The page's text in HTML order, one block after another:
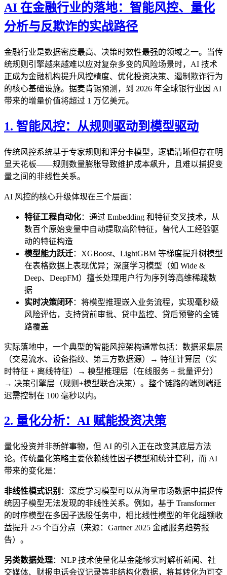
AI 在金融行业的落地：智能风控、量化
分析与反欺诈的实战路径
金融行业是数据密度最高、决策时效性最强的领域之一。当传
统规则引擎越来越难以应对复杂多变的风险场景时，AI 技术
正成为金融机构提升风控精度、优化投资决策、遏制欺诈行为
的核心基础设施。据麦肯锡预测，到 2026 年全球银行业因 AI
带来的增量价值将超过 1 万亿美元。
1. 智能风控：从规则驱动到模型驱动
传统风控系统基于专家规则和评分卡模型，逻辑清晰但存在明
显天花板——规则数量膨胀导致维护成本飙升，且难以捕捉变
量之间的非线性关系。
AI 风控的核心升级体现在三个层面：
特征工程自动化：通过 Embedding 和特征交叉技术，从
数百个原始变量中自动提取高阶特征，替代人工经验驱
动的特征构造
模型能力跃迁：XGBoost、LightGBM 等梯度提升树模型
在表格数据上表现优异；深度学习模型（如 Wide &
Deep、DeepFM）擅长处理用户行为序列等高维稀疏数
据
实时决策闭环：将模型推理嵌入业务流程，实现毫秒级
风险评估，支持贷前审批、贷中监控、贷后预警的全链
路覆盖
实际落地中，一个典型的智能风控架构通常包括：数据采集层
（交易流水、设备指纹、第三方数据源）→ 特征计算层（实
时特征 + 离线特征）→ 模型推理层（在线服务 + 批量评分）
→ 决策引擎层（规则+模型联合决策）。整个链路的端到端延
迟需控制在 100 毫秒以内。
2. 量化分析：AI 赋能投资决策
量化投资并非新鲜事物，但 AI 的引入正在改变其底层方法
论。传统量化策略主要依赖线性因子模型和统计套利，而 AI
带来的变化是：
非线性模式识别 ：深度学习模型可以从海量市场数据中捕捉传
统因子模型无法发现的非线性关系。例如，基于 Transformer
的时序模型在多因子选股任务中，相比线性模型的年化超额收
益提升 2-5 个百分点（来源：Gartner 2025 金融服务趋势报
告）。
另类数据处理：NLP 技术使量化基金能够实时解析新闻、社
交媒体、财报电话会议记录等非结构化数据，将其转化为可交